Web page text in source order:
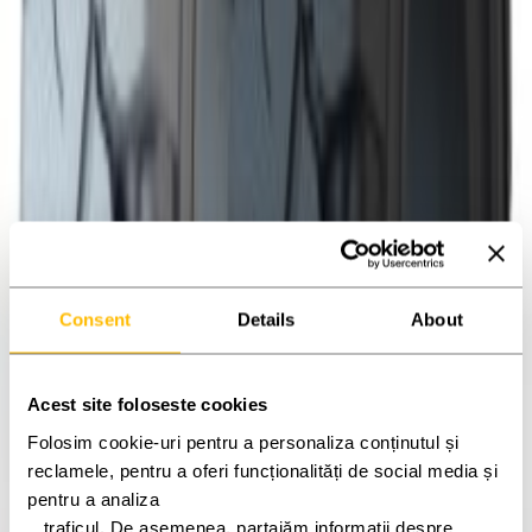
Consent Details About
Acest site foloseste cookies
Folosim cookie-uri pentru a personaliza conținutul și
reclamele, pentru a oferi funcționalități de social media și
pentru a analiza